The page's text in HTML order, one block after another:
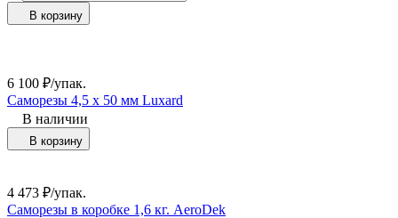
В корзину
6 100 ₽/упак.
Саморезы 4,5 x 50 мм Luxard
В наличии
В корзину
4 473 ₽/упак.
Саморезы в коробке 1,6 кг. AeroDek